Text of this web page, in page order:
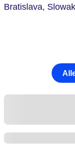
Bratislava,